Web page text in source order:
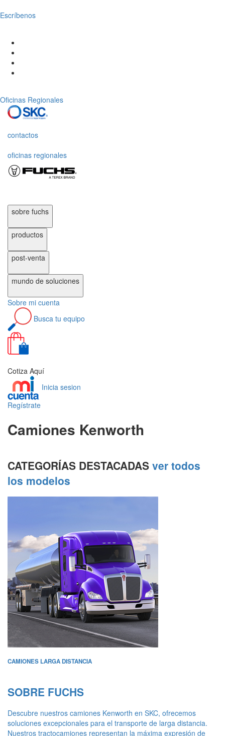
Escríbenos
Oficinas Regionales
contactos
oficinas regionales
sobre fuchs
productos
post-venta
mundo de soluciones
Sobre mi cuenta
Busca tu equipo
Cotiza Aquí
Inicia sesion
Regístrate
Camiones Kenworth
CATEGORÍAS DESTACADAS ver todos
los modelos
CAMIONES LARGA DISTANCIA
SOBRE FUCHS
Descubre nuestros camiones Kenworth en SKC, ofrecemos
soluciones excepcionales para el transporte de larga distancia.
Nuestros tractocamiones representan la máxima expresión de